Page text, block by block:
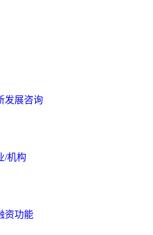
发展咨询
/机构
资功能